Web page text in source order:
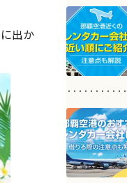
出か